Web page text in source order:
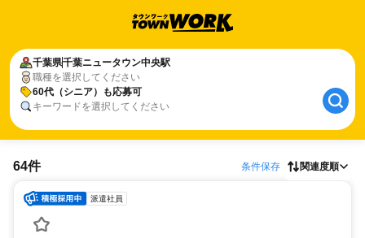
千葉県千葉ニュータウン中央駅
職種を選択してください
60代（シニア）も応募可
キーワードを選択してください
64件 条件保存 関連度順
派遣社員